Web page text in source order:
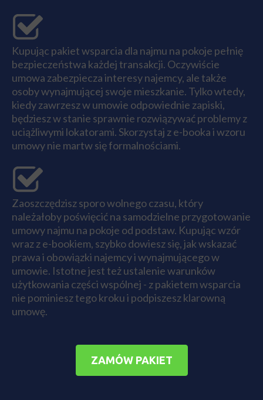
Kupując pakiet wsparcia dla najmu na pokoje pełnię
bezpieczeństwa każdej transakcji. Oczywiście
umowa zabezpiecza interesy najemcy, ale także
osoby wynajmującej swoje mieszkanie. Tylko wtedy,
kiedy zawrzesz w umowie odpowiednie zapiski,
będziesz w stanie sprawnie rozwiązywać problemy z
uciążliwymi lokatorami. Skorzystaj z e-booka i wzoru
umowy nie martw się formalnościami.
Zaoszczędzisz sporo wolnego czasu, który
należałoby poświęcić na samodzielne przygotowanie
umowy najmu na pokoje od podstaw. Kupując wzór
wraz z e-bookiem, szybko dowiesz się, jak wskazać
prawa i obowiązki najemcy i wynajmującego w
umowie. Istotne jest też ustalenie warunków
użytkowania części wspólnej - z pakietem wsparcia
nie pominiesz tego kroku i podpiszesz klarowną
umowę.
ZAMÓW PAKIET